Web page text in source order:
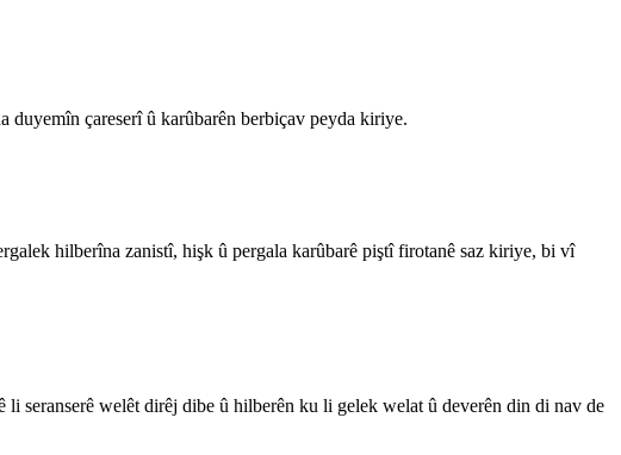
çareserî û karûbarên berbiçav peyda kiriye.
hilberîna zanistî, hişk û pergala karûbarê piştî firotanê saz kiriye, bi vî
seranserê welêt dirêj dibe û hilberên ku li gelek welat û deverên din di nav de